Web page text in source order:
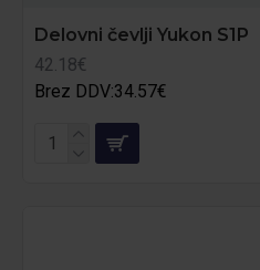
Delovni čevlji Yukon S1P
42.18€
Brez DDV:34.57€